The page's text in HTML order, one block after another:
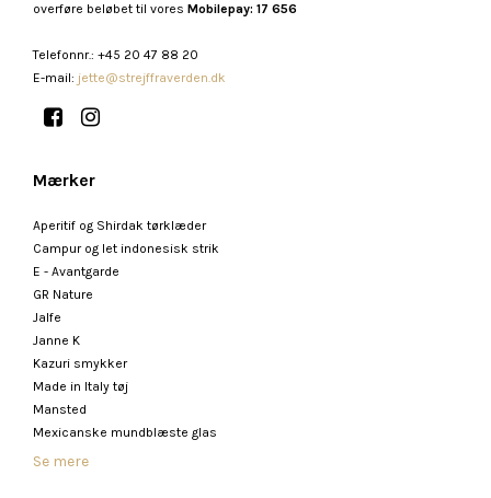
overføre beløbet til vores Mobilepay: 17 656
Telefonnr.: +45 20 47 88 20
E-mail: jette@strejffraverden.dk
Mærker
Aperitif og Shirdak tørklæder
Campur og let indonesisk strik
E - Avantgarde
GR Nature
Jalfe
Janne K
Kazuri smykker
Made in Italy tøj
Mansted
Mexicanske mundblæste glas
Se mere